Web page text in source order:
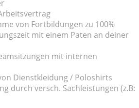
von Fortbildungen zu 100%
mit einem Paten an deiner
mit internen
Dienstkleidung / Poloshirts
durch versch. Sachleistungen (z.B: